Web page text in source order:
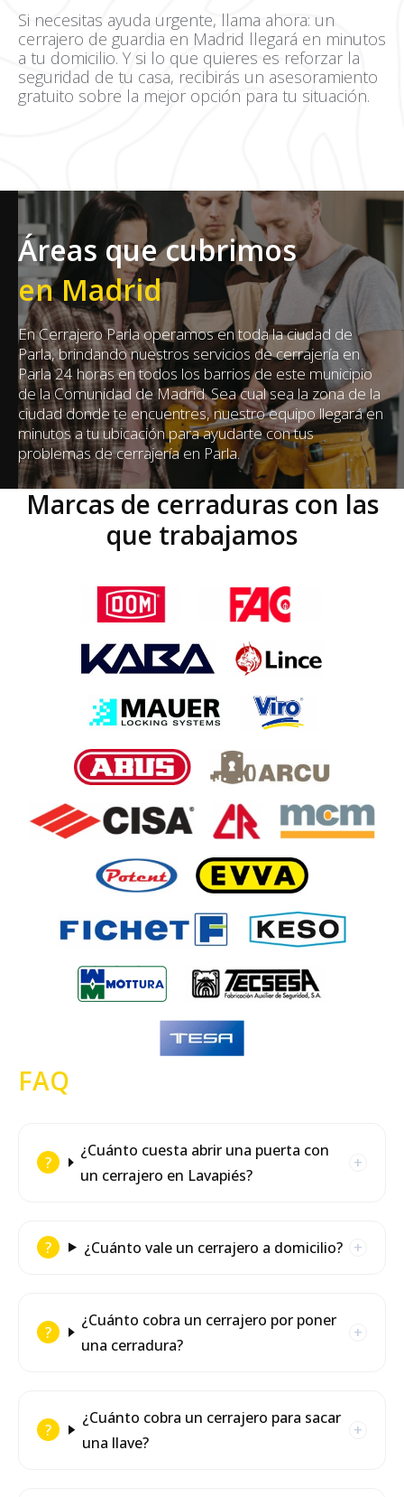
Si necesitas ayuda urgente, llama ahora: un
cerrajero de guardia en Madrid llegará en minutos
a tu domicilio. Y si lo que quieres es reforzar la
seguridad de tu casa, recibirás un asesoramiento
gratuito sobre la mejor opción para tu situación.
Áreas que cubrimos
en Madrid
En Cerrajero Parla operamos en toda la ciudad de
Parla, brindando nuestros servicios de cerrajería en
Parla 24 horas en todos los barrios de este municipio
de la Comunidad de Madrid. Sea cual sea la zona de la
ciudad donde te encuentres, nuestro equipo llegará en
minutos a tu ubicación para ayudarte con tus
problemas de cerrajería en Parla.
Marcas de cerraduras con las
que trabajamos
FAQ
¿Cuánto cuesta abrir una puerta con
un cerrajero en Lavapiés?
¿Cuánto vale un cerrajero a domicilio?
¿Cuánto cobra un cerrajero por poner
una cerradura?
¿Cuánto cobra un cerrajero para sacar
una llave?